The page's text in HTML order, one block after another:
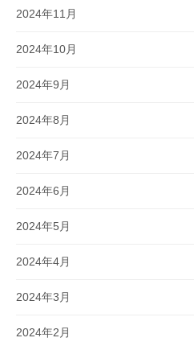
2024年11月
2024年10月
2024年9月
2024年8月
2024年7月
2024年6月
2024年5月
2024年4月
2024年3月
2024年2月